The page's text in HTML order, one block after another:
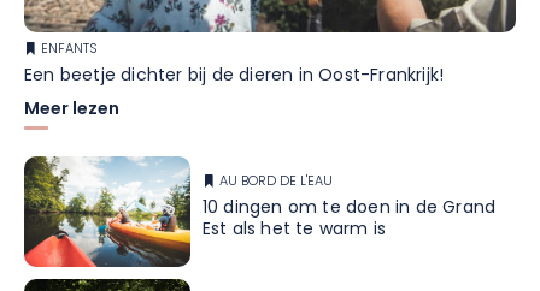
ENFANTS
Een beetje dichter bij de dieren in Oost-Frankrijk!
Meer lezen
AU BORD DE L'EAU
10 dingen om te doen in de Grand
Est als het te warm is